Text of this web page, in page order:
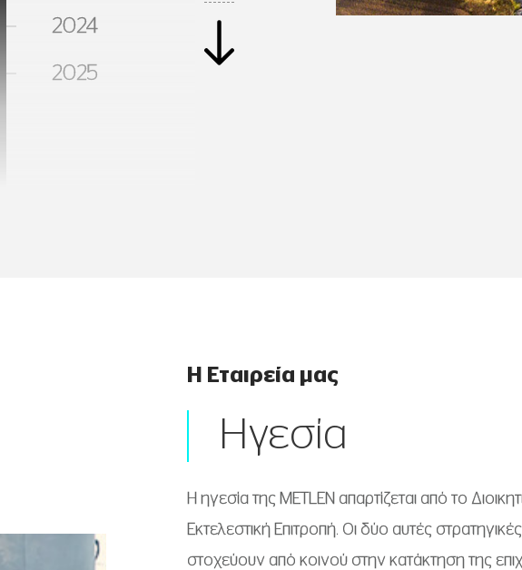
2024
2025
Η Εταιρεία μας
Ηγεσία
Η ηγεσία της METLEN απαρτίζεται από το
Εκτελεστική Επιτροπή. Οι δύο αυτές
στοχεύουν από κοινού στην κατάκτηση της